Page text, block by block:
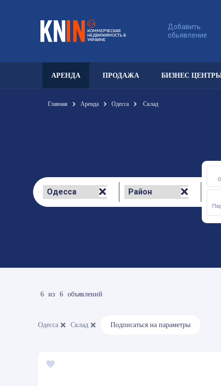
UA
КОММЕРЧЕСКАЯ
НЕДВИЖИМОСТЬ В
УКРАИНЕ
Добавить
обьявление
АРЕНДА ПРОДАЖА БИЗНЕС
Главная Аренда Одесса Склад
6 из 6 объявлений
Одесса Склад Подписаться на параметры